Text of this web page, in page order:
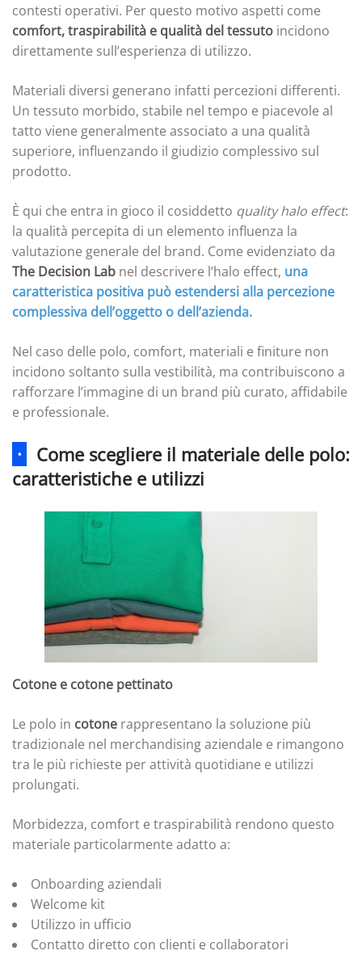
contesti operativi. Per questo motivo aspetti come
comfort, traspirabilità e qualità del tessuto incidono
direttamente sull’esperienza di utilizzo.
Materiali diversi generano infatti percezioni differenti.
Un tessuto morbido, stabile nel tempo e piacevole al
tatto viene generalmente associato a una qualità
superiore, influenzando il giudizio complessivo sul
prodotto.
È qui che entra in gioco il cosiddetto quality halo effect:
la qualità percepita di un elemento influenza la
valutazione generale del brand. Come evidenziato da
The Decision Lab nel descrivere l’halo effect, una
caratteristica positiva può estendersi alla percezione
complessiva dell’oggetto o dell’azienda.
Nel caso delle polo, comfort, materiali e finiture non
incidono soltanto sulla vestibilità, ma contribuiscono a
rafforzare l’immagine di un brand più curato, affidabile
e professionale.
·
Come scegliere il materiale delle polo:
caratteristiche e utilizzi
Cotone e cotone pettinato
Le polo in cotone rappresentano la soluzione più
tradizionale nel merchandising aziendale e rimangono
tra le più richieste per attività quotidiane e utilizzi
prolungati.
Morbidezza, comfort e traspirabilità rendono questo
materiale particolarmente adatto a:
Onboarding aziendali
Welcome kit
Utilizzo in ufficio
Contatto diretto con clienti e collaboratori